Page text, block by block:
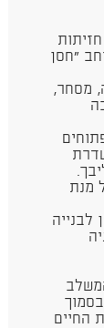
"חסן
מסחר,
מנת
לבנייה
החיים